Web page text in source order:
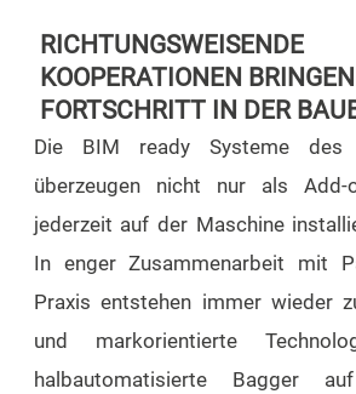
RICHTUNGSWEISENDE
KOOPERATIONEN BRINGEN
FORTSCHRITT IN DER
Die BIM ready Systeme des
überzeugen nicht nur als Add-
jederzeit auf der Maschine
In enger Zusammenarbeit mit
Praxis entstehen immer wieder
und markorientierte
halbautomatisierte Bagger